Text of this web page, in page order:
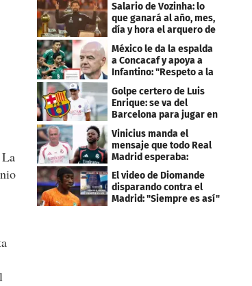
Salario de Vozinha: lo
que ganará al año, mes,
día y hora el arquero de
Cabo Verde
México le da la espalda
a Concacaf y apoya a
Infantino: "Respeto a la
gobernanza"
Golpe certero de Luis
Enrique: se va del
Barcelona para jugar en
el PSG
Vinicius manda el
mensaje que todo Real
Madrid esperaba:
"Mourinho..."
El video de Diomande
disparando contra el
Madrid: "Siempre es así"